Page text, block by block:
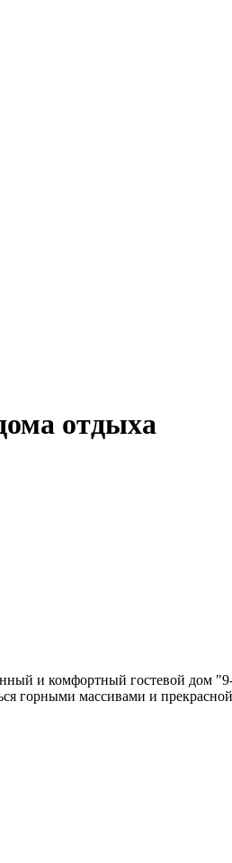
отдыха
и комфортный гостевой дом
горными массивами и